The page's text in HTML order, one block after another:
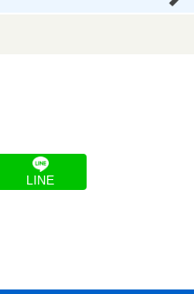
LINE